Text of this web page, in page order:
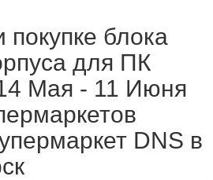
покупке блока
для ПК
Мая - 11 Июня
DNS в